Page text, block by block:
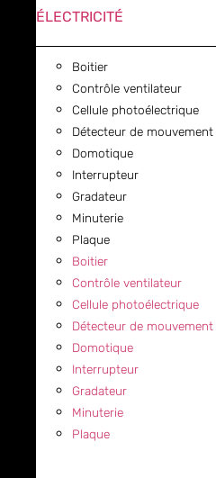
ÉLECTRICITÉ
Boitier
Contrôle ventilateur
Cellule photoélectrique
Détecteur de mouvement
Domotique
Interrupteur
Gradateur
Minuterie
Plaque
Boitier
Contrôle ventilateur
Cellule photoélectrique
Détecteur de mouvement
Domotique
Interrupteur
Gradateur
Minuterie
Plaque